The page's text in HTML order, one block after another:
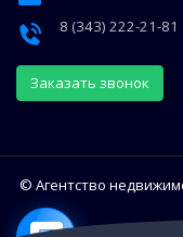
8 (343) 222-21-81
Заказать звонок
© Агентство